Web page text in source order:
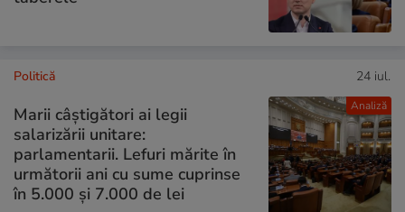
Analiză
Politică 24 iul.
Marii câștigători ai legii
salarizării unitare:
parlamentarii. Lefuri mărite în
următorii ani cu sume cuprinse
în 5.000 și 7.000 de lei